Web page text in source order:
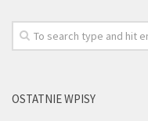
OSTATNIE WPISY